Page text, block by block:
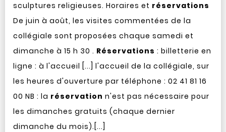
sculptures religieuses. Horaires et réservations
De juin à août, les visites commentées de la
collégiale sont proposées chaque samedi et
dimanche à 15 h 30 . Réservations : billetterie en
ligne : à l'accueil [...] l'accueil de la collégiale, sur
les heures d'ouverture par téléphone : 02 41 81 16
00 NB : la réservation n'est pas nécessaire pour
les dimanches gratuits (chaque dernier
dimanche du mois).[...]